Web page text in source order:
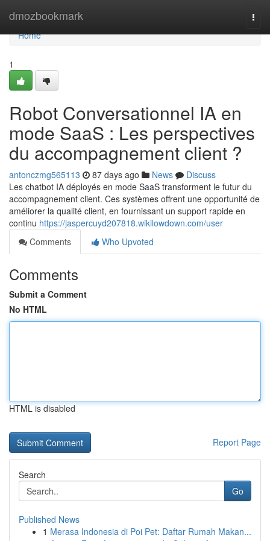
dmozbookmark
Home
Home
1
Robot Conversationnel IA en
mode SaaS : Les perspectives
du accompagnement client ?
antonczmg565113 87 days ago News
Discuss
Les chatbot IA déployés en mode SaaS transforment le futur du
accompagnement client. Ces systèmes offrent une opportunité de
améliorer la qualité client, en fournissant un support rapide en
continu https://jaspercuyd207818.wikilowdown.com/user
Comments
Who Upvoted
Comments
Submit a Comment
No HTML
HTML is disabled
Report Page
Search
Go
Published News
1 Merasa Indonesia di Poi Pet: Daftar Rumah Makan...